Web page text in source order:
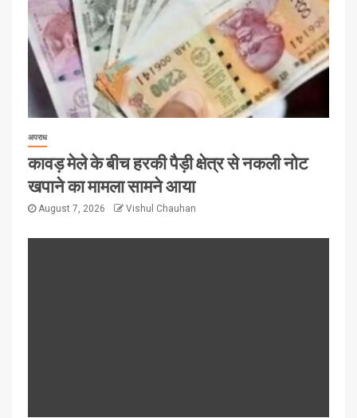
अपराध
कावड़ मेले के बीच हरकी पैड़ी क्षेत्र से नकली नोट
खपाने का मामला सामने आया
August 7, 2026 Vishul Chauhan